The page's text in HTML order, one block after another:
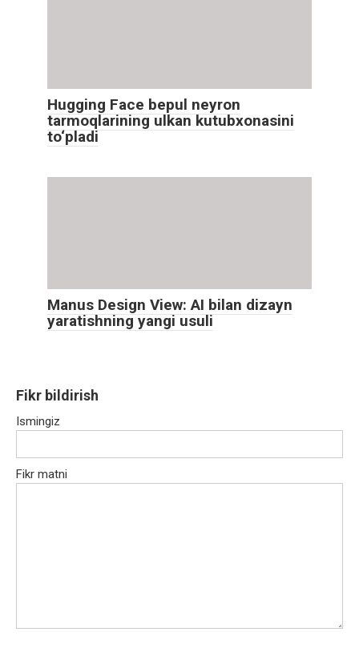
Hugging Face bepul neyron
tarmoqlarining ulkan kutubxonasini
to‘pladi
Manus Design View: AI bilan dizayn
yaratishning yangi usuli
Fikr bildirish
Ismingiz
Fikr matni